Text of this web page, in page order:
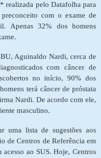
realizada pelo Datafolha para
com o exame de
Apenas 32% dos homens
Aguinaldo Nardi, cerca de
com câncer de
no início, 90% dos
terá câncer de próstata
Nardi. De acordo com ele,
masculino.
lista de sugestões aos
de Centros de Referência em
ao SUS. Hoje, Centros